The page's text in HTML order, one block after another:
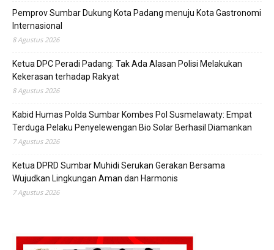
Pemprov Sumbar Dukung Kota Padang menuju Kota Gastronomi
Internasional
8 Agustus 2026
Ketua DPC Peradi Padang: Tak Ada Alasan Polisi Melakukan
Kekerasan terhadap Rakyat
8 Agustus 2026
Kabid Humas Polda Sumbar Kombes Pol Susmelawaty: Empat
Terduga Pelaku Penyelewengan Bio Solar Berhasil Diamankan
7 Agustus 2026
Ketua DPRD Sumbar Muhidi Serukan Gerakan Bersama
Wujudkan Lingkungan Aman dan Harmonis
7 Agustus 2026